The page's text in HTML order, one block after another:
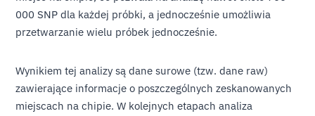
000 SNP dla każdej próbki, a jednocześnie umożliwia
przetwarzanie wielu próbek jednocześnie.
Wynikiem tej analizy są dane surowe (tzw. dane raw)
zawierające informacje o poszczególnych zeskanowanych
miejscach na chipie. W kolejnych etapach analiza